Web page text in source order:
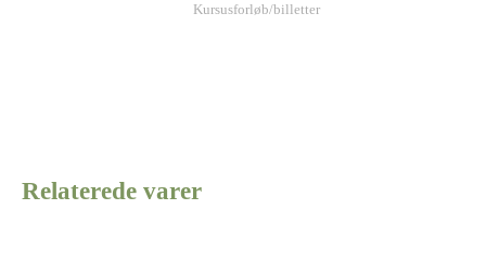
Relaterede varer
Kursusforløb/billetter